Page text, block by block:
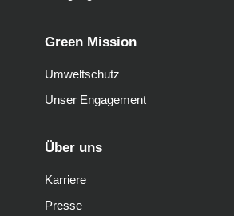
Green Mission
Umweltschutz
Unser Engagement
Über uns
Karriere
Presse